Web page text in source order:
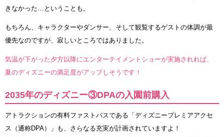
きなかった…ということも。
もちろん、キャラクターやダンサー、そして観覧するゲストの体調が最
優先なのですが、寂しいところではありました。
気温が下がった夕方以降にエンターテイメントショーが実施されれば、
夏のディズニーの満足度がアップしそうです！
2035年のディズニー③DPAの入園前購入
アトラクションの有料ファストパスである「ディズニープレミアアクセ
ス（通称DPA）」も、さらなる充実が計画されていますよ！